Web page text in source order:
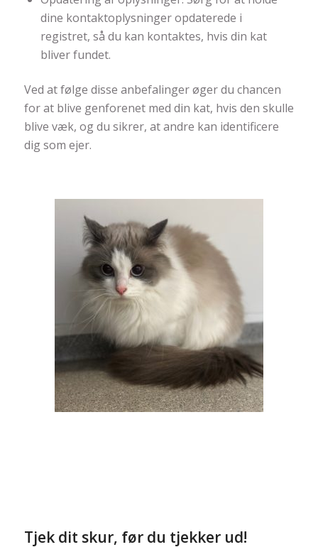
dine kontaktoplysninger opdaterede i
registret, så du kan kontaktes, hvis din kat
bliver fundet.
Ved at følge disse anbefalinger øger du chancen
for at blive genforenet med din kat, hvis den skulle
blive væk, og du sikrer, at andre kan identificere
dig som ejer.
Tjek dit skur, før du tjekker ud!